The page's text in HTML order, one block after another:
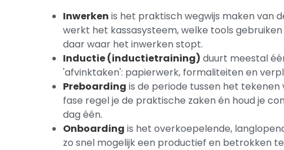
Inwerken is het praktisch wegwijs maken van
werkt het kassasysteem, welke tools
daar waar het inwerken stopt.
Inductie (inductietraining) duurt meestal
'afvinktaken': papierwerk, formaliteiten en
Preboarding is de periode tussen het
fase regel je de praktische zaken én houd je
dag één.
Onboarding is het overkoepelende,
zo snel mogelijk een productief en betrokken